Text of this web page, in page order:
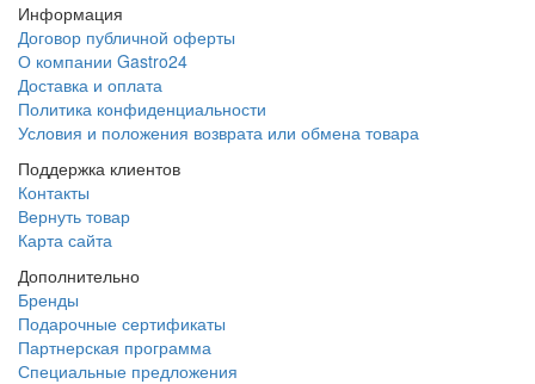
Информация
Договор публичной оферты
О компании Gastro24
Доставка и оплата
Политика конфиденциальности
Условия и положения возврата или обмена товара
Поддержка клиентов
Контакты
Вернуть товар
Карта сайта
Дополнительно
Бренды
Подарочные сертификаты
Партнерская программа
Специальные предложения